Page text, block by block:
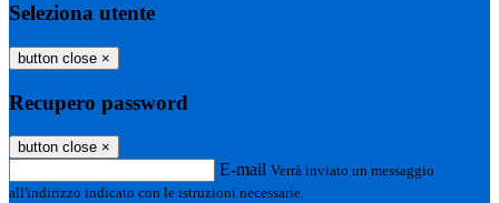
Seleziona utente
button close ×
Recupero password
button close ×
E-mail Verrà inviato un messaggio
all'indirizzo indicato con le istruzioni necessarie.